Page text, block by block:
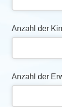
Anzahl der
Anzahl der